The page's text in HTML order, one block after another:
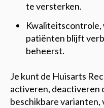
te versterken.
Kwaliteitscontrole,
patiënten blijft
beheerst.
Je kunt de Huisarts
activeren, deactiveren
beschikbare